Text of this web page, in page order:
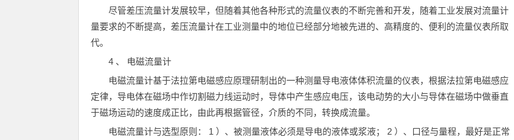
尽管差压流量计发展较早，但随着其他各种形式的流量仪表的不断完善和开发，随着工业发展对流量计
量要求的不断提高，差压流量计在工业测量中的地位已经部分地被先进的、高精度的、便利的流量仪表所取
代。
4 、 电磁流量计
电磁流量计基于法拉第电磁感应原理研制出的一种测量导电液体体积流量的仪表，根据法拉第电磁感应
定律，导电体在磁场中作切割磁力线运动时，导体中产生感应电压，该电动势的大小与导体在磁场中做垂直
于磁场运动的速度成正比，由此再根据管径，介质的不同，转换成流量。
电磁流量计与选型原则： 1 ）、被测量液体必须是导电的液体或浆液； 2 ）、口径与量程，最好是正常